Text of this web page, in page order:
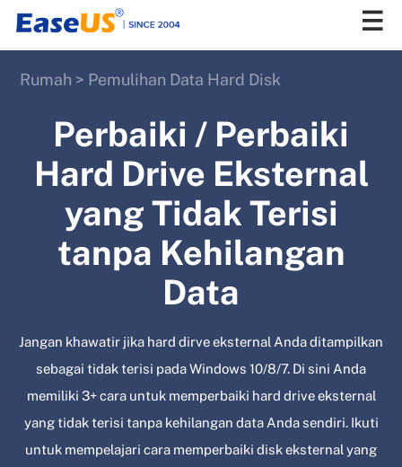
Rumah > Pemulihan Data Hard Disk
Perbaiki / Perbaiki
Hard Drive Eksternal
yang Tidak Terisi
tanpa Kehilangan
Data
Jangan khawatir jika hard dirve eksternal Anda ditampilkan
sebagai tidak terisi pada Windows 10/8/7. Di sini Anda
memiliki 3+ cara untuk memperbaiki hard drive eksternal
yang tidak terisi tanpa kehilangan data Anda sendiri. Ikuti
untuk mempelajari cara memperbaiki disk eksternal yang